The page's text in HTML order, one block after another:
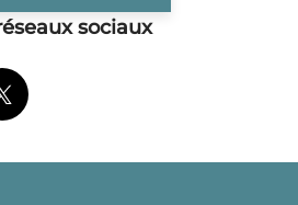
sociaux